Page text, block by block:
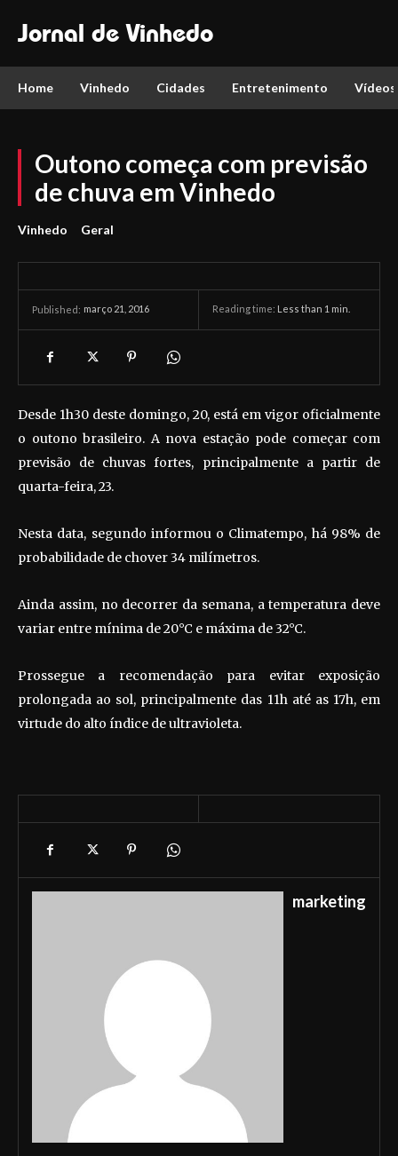
Jornal de Vinhedo
Home Vinhedo Cidades Entretenimento Vídeos
Outono começa com previsão
de chuva em Vinhedo
Vinhedo Geral
Published: março 21, 2016 Reading time: Less than 1 min.
Desde 1h30 deste domingo, 20, está em vigor oficialmente
o outono brasileiro. A nova estação pode começar com
previsão de chuvas fortes, principalmente a partir de
quarta-feira, 23.
Nesta data, segundo informou o Climatempo, há 98% de
probabilidade de chover 34 milímetros.
Ainda assim, no decorrer da semana, a temperatura deve
variar entre mínima de 20°C e máxima de 32°C.
Prossegue a recomendação para evitar exposição
prolongada ao sol, principalmente das 11h até as 17h, em
virtude do alto índice de ultravioleta.
marketing